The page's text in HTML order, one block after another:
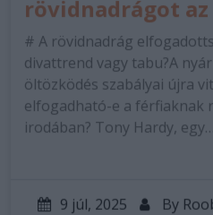
rövidnadrágot
# A rövidnadrág
divattrend vagy tabu?A
öltözködés szabályai újra
elfogadható-e a férfiaknak
irodában? Tony Hardy, egy…
9 júl, 2025 By